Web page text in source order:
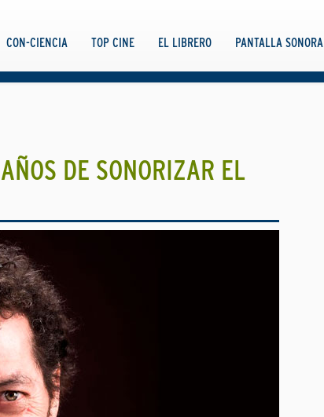
PANTALLA SONORA
EL LIBRERO
TOP CINE
CON-CIENCIA
DE SONORIZAR EL